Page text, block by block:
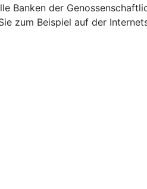
Banken der
zum Beispiel auf der